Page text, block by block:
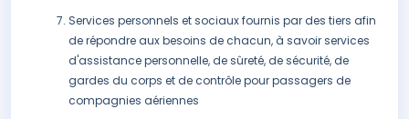
Services personnels et sociaux fournis par des tiers afin
de répondre aux besoins de chacun, à savoir services
d'assistance personnelle, de sûreté, de sécurité, de
gardes du corps et de contrôle pour passagers de
compagnies aériennes